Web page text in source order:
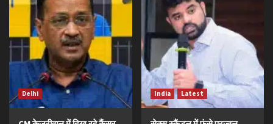
Delhi India Latest